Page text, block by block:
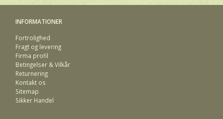
INFORMATIONER
Fortrolighed
Fragt og levering
Firma profil
Betingelser & Vilkår
Returnering
Kontakt os
Sitemap
Sikker Handel